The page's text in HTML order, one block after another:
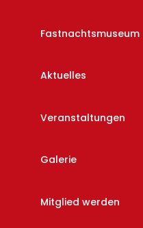
Fastnachtsmuseum
Aktuelles
Veranstaltungen
Galerie
Mitglied werden